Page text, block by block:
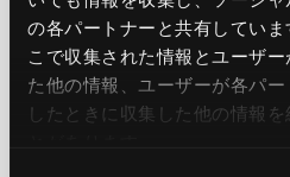
の各パートナーと共有してい
こで収集された情報とユーザ
た他の情報、ユーザーが各パ
したときに収集した他の情報
Ops Today編集部